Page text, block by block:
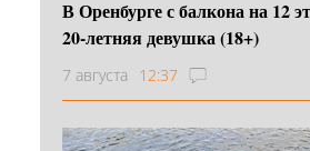
В Оренбурге с балкона на 12
20-летняя девушка (18+)
7 августа 12:37